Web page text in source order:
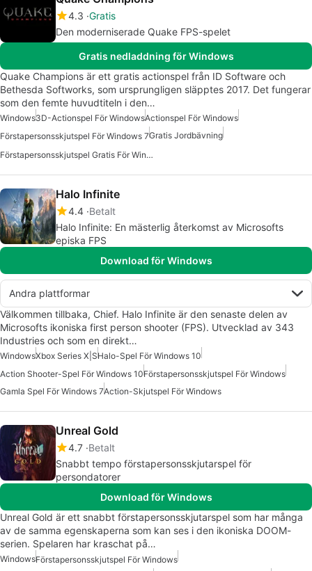
4.3 Gratis
Den moderniserade Quake FPS-spelet
Gratis nedladdning för Windows
Quake Champions är ett gratis actionspel från ID Software och
Bethesda Softworks, som ursprungligen släpptes 2017. Det fungerar
som den femte huvudtiteln i den…
Windows3D-Actionspel För WindowsActionspel För Windows
Förstapersonsskjutspel För Windows 7Gratis Jordbävning
Förstapersonsskjutspel Gratis För Windows
Halo Infinite
4.4 Betalt
Halo Infinite: En mästerlig återkomst av Microsofts
episka FPS
Download för Windows
Andra plattformar
Välkommen tillbaka, Chief. Halo Infinite är den senaste delen av
Microsofts ikoniska first person shooter (FPS). Utvecklad av 343
Industries och som en direkt…
WindowsXbox Series X|SHalo-Spel För Windows 10
Action Shooter-Spel För Windows 10Förstapersonsskjutspel För Windows
Gamla Spel För Windows 7Action-Skjutspel För Windows
Unreal Gold
4.7 Betalt
Snabbt tempo förstapersonsskjutarspel för
persondatorer
Download för Windows
Unreal Gold är ett snabbt förstapersonsskjutarspel som har många
av de samma egenskaperna som kan ses i den ikoniska DOOM-
serien. Spelaren har kraschat på…
WindowsFörstapersonsskjutspel För Windows